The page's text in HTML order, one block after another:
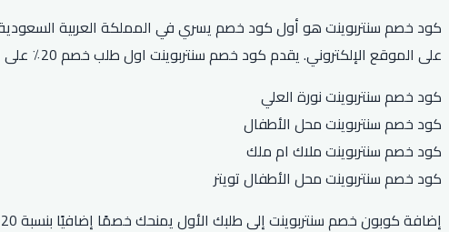
على الموقع الإلكتروني. يقدم كود خصم سنتربوينت اول طلب خصم 20٪ على المنتجات المخفضة وشحن مجاني للطلبات التي تزيد عن 100 ريال سعودي.
كود خصم سنتربوينت نورة العلي
كود خصم سنتربوينت محل الأطفال
كود خصم سنتربوينت ملاك ام ملك
كود خصم سنتربوينت محل الأطفال تويتر